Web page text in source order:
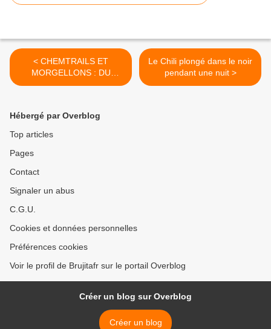
< CHEMTRAILS ET
MORGELLONS : DU
NOUVEAU !
Le Chili plongé dans le noir
pendant une nuit >
Hébergé par Overblog
Top articles
Pages
Contact
Signaler un abus
C.G.U.
Cookies et données personnelles
Préférences cookies
Voir le profil de Brujitafr sur le portail Overblog
Créer un blog sur Overblog
Créer un blog